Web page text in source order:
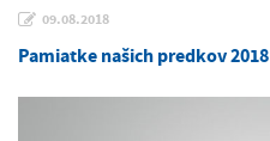
09.08.2018
Pamiatke našich predkov 2018